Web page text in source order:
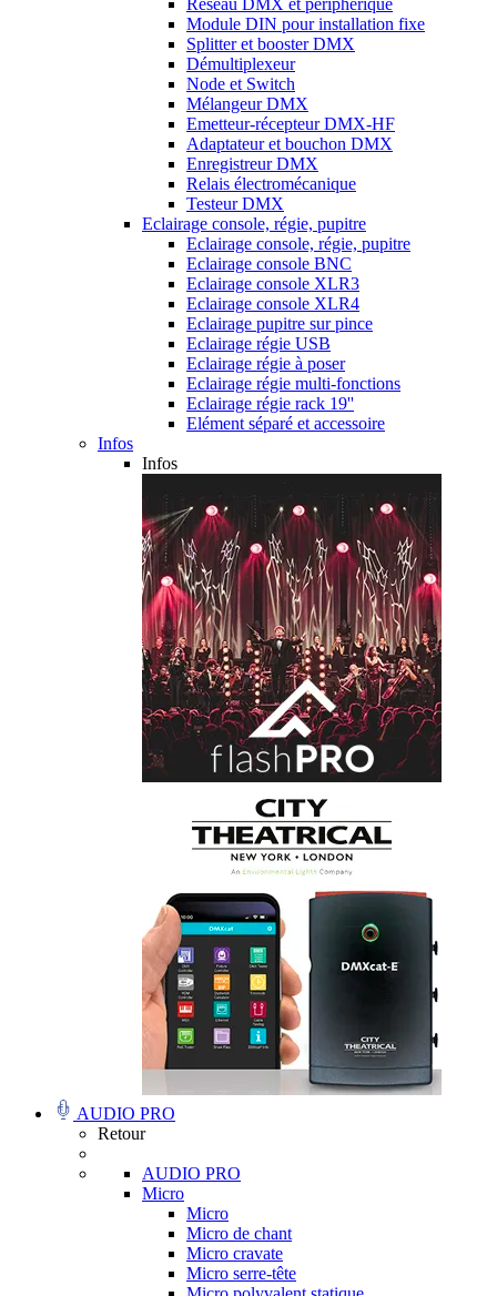
Réseau DMX et périphérique
Module DIN pour installation fixe
Splitter et booster DMX
Démultiplexeur
Node et Switch
Mélangeur DMX
Emetteur-récepteur DMX-HF
Adaptateur et bouchon DMX
Enregistreur DMX
Relais électromécanique
Testeur DMX
Eclairage console, régie, pupitre
Eclairage console, régie, pupitre
Eclairage console BNC
Eclairage console XLR3
Eclairage console XLR4
Eclairage pupitre sur pince
Eclairage régie USB
Eclairage régie à poser
Eclairage régie multi-fonctions
Eclairage régie rack 19''
Elément séparé et accessoire
Infos
Infos
AUDIO PRO
Retour
AUDIO PRO
Micro
Micro
Micro de chant
Micro cravate
Micro serre-tête